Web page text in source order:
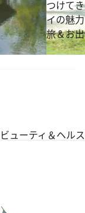
つけて
イの魅
旅＆お
ビューティ＆ヘルス